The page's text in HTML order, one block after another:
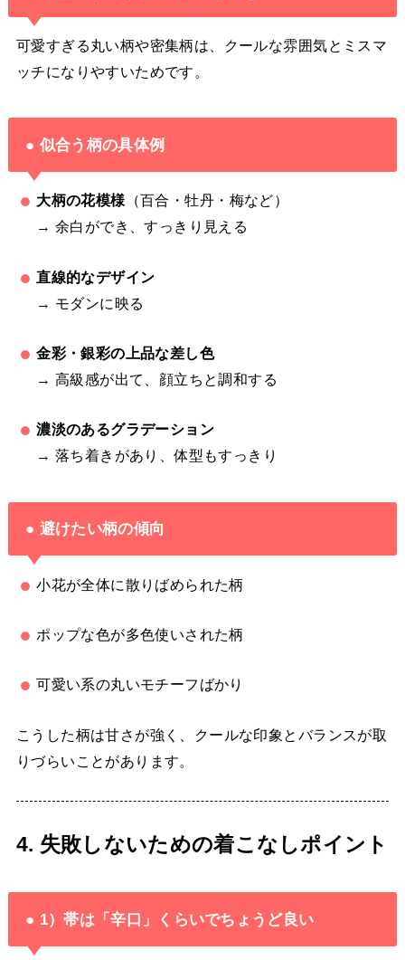
可愛すぎる丸い柄や密集柄は、クールな雰囲気とミスマ
ッチになりやすいためです。
● 似合う柄の具体例
大柄の花模様 （百合・牡丹・梅など）
→ 余白ができ、すっきり見える
直線的なデザイン
→ モダンに映る
金彩・銀彩の上品な差し色
→ 高級感が出て、顔立ちと調和する
濃淡のあるグラデーション
→ 落ち着きがあり、体型もすっきり
● 避けたい柄の傾向
小花が全体に散りばめられた柄
ポップな色が多色使いされた柄
可愛い系の丸いモチーフばかり
こうした柄は甘さが強く、クールな印象とバランスが取
りづらいことがあります。
4. 失敗しないための着こなしポイント
● 1）帯は「辛口」くらいでちょうど良い